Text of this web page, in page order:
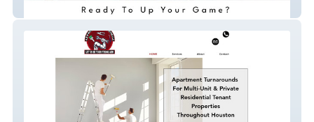
Pickleballnycpreview